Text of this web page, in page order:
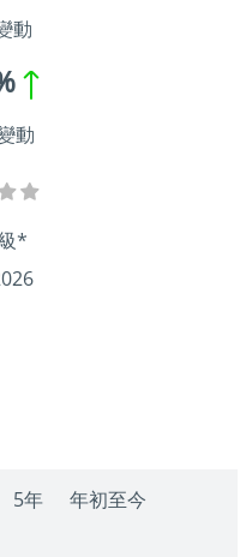
動
動
*
5年
年初至今